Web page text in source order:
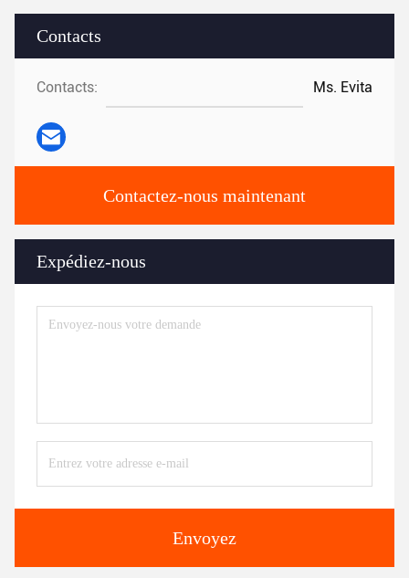
Contacts
Contacts: Ms. Evita
Contactez-nous maintenant
Expédiez-nous
Envoyez